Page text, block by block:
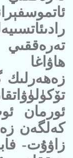
ھاۋاغا
زەھەرلىك
ئورمان
كەلگەن
زاۋۇت-